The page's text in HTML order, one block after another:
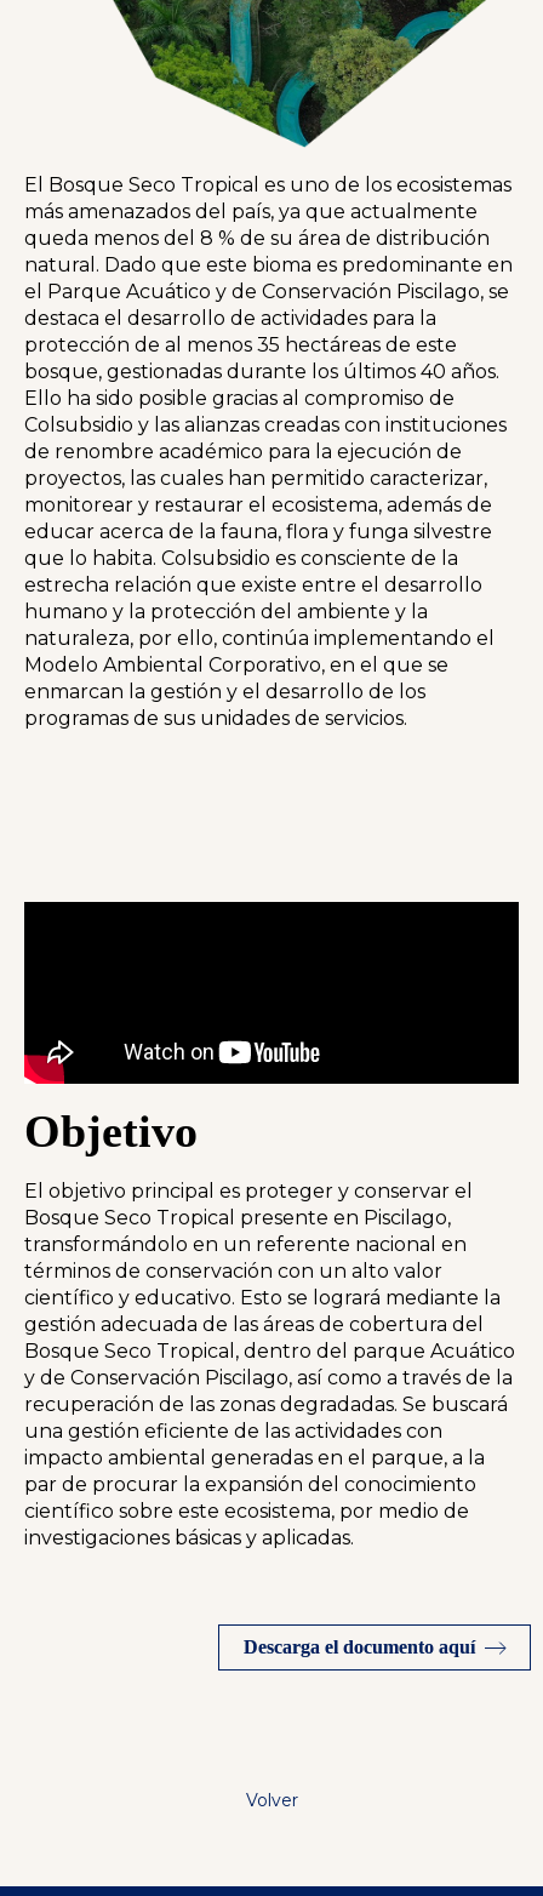
El Bosque Seco Tropical es uno de los ecosistemas
más amenazados del país, ya que actualmente
queda menos del 8 % de su área de distribución
natural. Dado que este bioma es predominante en
el Parque Acuático y de Conservación Piscilago, se
destaca el desarrollo de actividades para la
protección de al menos 35 hectáreas de este
bosque, gestionadas durante los últimos 40 años.
Ello ha sido posible gracias al compromiso de
Colsubsidio y las alianzas creadas con instituciones
de renombre académico para la ejecución de
proyectos, las cuales han permitido caracterizar,
monitorear y restaurar el ecosistema, además de
educar acerca de la fauna, flora y funga silvestre
que lo habita. Colsubsidio es consciente de la
estrecha relación que existe entre el desarrollo
humano y la protección del ambiente y la
naturaleza, por ello, continúa implementando el
Modelo Ambiental Corporativo, en el que se
enmarcan la gestión y el desarrollo de los
programas de sus unidades de servicios.
Objetivo
El objetivo principal es proteger y conservar el
Bosque Seco Tropical presente en Piscilago,
transformándolo en un referente nacional en
términos de conservación con un alto valor
científico y educativo. Esto se logrará mediante la
gestión adecuada de las áreas de cobertura del
Bosque Seco Tropical, dentro del parque Acuático
y de Conservación Piscilago, así como a través de la
recuperación de las zonas degradadas. Se buscará
una gestión eficiente de las actividades con
impacto ambiental generadas en el parque, a la
par de procurar la expansión del conocimiento
científico sobre este ecosistema, por medio de
investigaciones básicas y aplicadas.
Descarga el documento aquí
Volver